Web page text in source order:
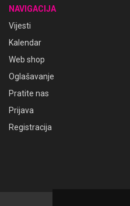
NAVIGACIJA
Vijesti
Kalendar
Web shop
Oglašavanje
Pratite nas
Prijava
Registracija